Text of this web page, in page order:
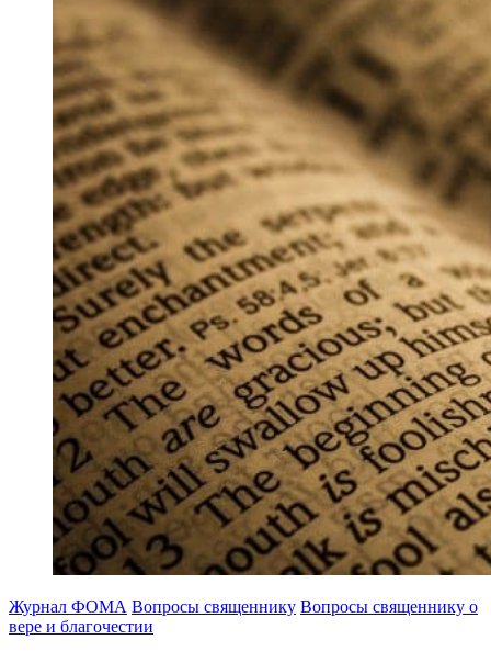
Журнал ФОМА Вопросы священнику Вопросы священнику о
вере и благочестии